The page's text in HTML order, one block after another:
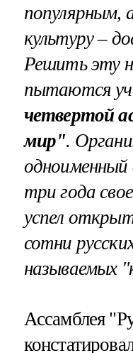
популярным,
культуру –
Решить эту
пытаются
четвертой
мир".
три года
успел
сотни
называемых
Ассамблея